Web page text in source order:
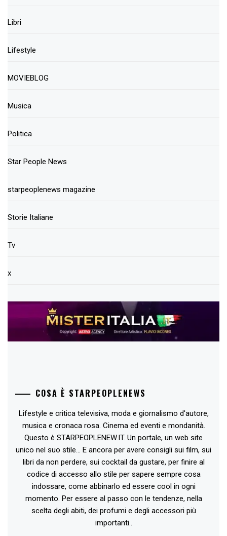
Libri
Lifestyle
MOVIEBLOG
Musica
Politica
Star People News
starpeoplenews magazine
Storie Italiane
Tv
x
COSA È STARPEOPLENEWS
Lifestyle e critica televisiva, moda e giornalismo d'autore,
musica e cronaca rosa. Cinema ed eventi e mondanità.
Questo è STARPEOPLENEW.IT. Un portale, un web site
unico nel suo stile... E ancora per avere consigli sui film, sui
libri da non perdere, sui cocktail da gustare, per finire al
codice di accesso allo stile per sapere sempre cosa
indossare, come abbinarlo ed essere cool in ogni
momento. Per essere al passo con le tendenze, nella
scelta degli abiti, dei profumi e degli accessori più
importanti..